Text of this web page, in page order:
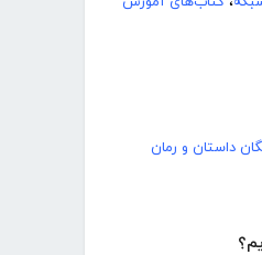
داستان و رمان